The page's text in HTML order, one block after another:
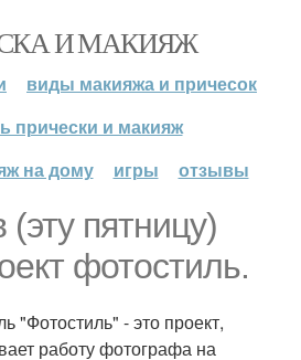
И МАКИЯЖ
виды макияжа и причесок
прически и макияж
на дому
игры отзывы
(эту пятницу)
фотостиль.
"Фотостиль" - это проект,
работу фотографа на